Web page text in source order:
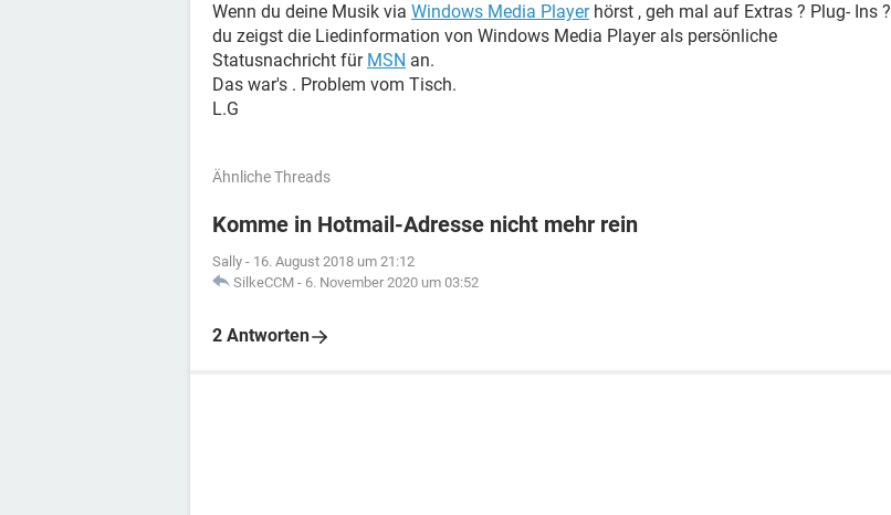
Wenn du deine Musik via Windows Media Playerhörst , geh mal auf Extras ? Plug- Ins ?
du zeigst die Liedinformation von Windows Media Player als persönliche
Statusnachricht für MSN an.
Das war's . Problem vom Tisch.
L.G
Ähnliche Threads
Komme in Hotmail-Adresse nicht mehr rein
Sally - 16. August 2018 um 21:12
SilkeCCM - 6. November 2020 um 03:52
2 Antworten